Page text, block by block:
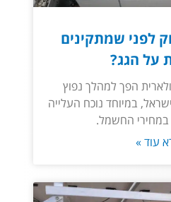
לפני שמתקינים
על הגג?
הפך למהלך נפוץ
במיוחד נוכח העלייה
החשמל.
עוד »